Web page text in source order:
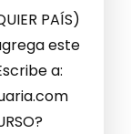
PAÍS)
este
a: